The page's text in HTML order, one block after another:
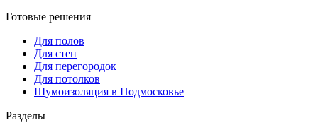
Готовые решения
Для полов
Для стен
Для перегородок
Для потолков
Шумоизоляция в Подмосковье
Разделы